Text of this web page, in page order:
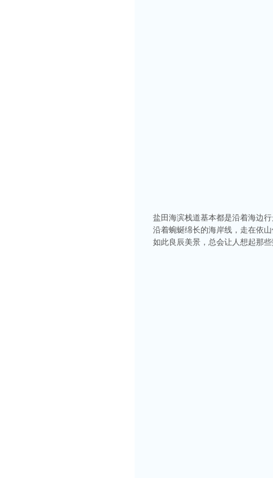
盐田海滨栈道基本都是沿着海边
沿着蜿蜒绵长的海岸线，走在依
如此良辰美景，总会让人想起那